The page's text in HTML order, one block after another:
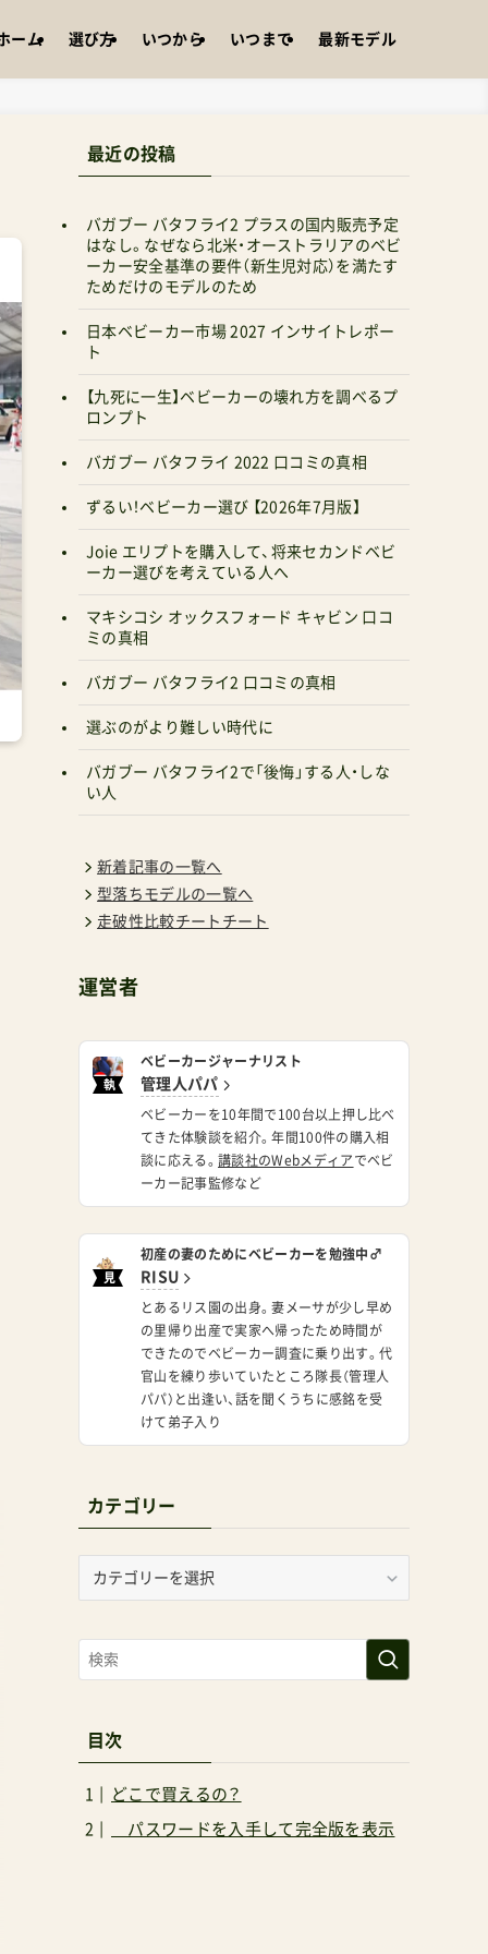
ーム 選び方 いつから いつまで 最新モデル
最近の投稿
バガブー バタフライ2 プラスの国内販売予定
はなし。なぜなら北米・オーストラリアのベビ
ーカー安全基準の要件（新生児対応）を満たす
ためだけのモデルのため
日本ベビーカー市場 2027 インサイトレポー
ト
【九死に一生】ベビーカーの壊れ方を調べるプ
ロンプト
バガブー バタフライ 2022 口コミの真相
ずるい！ベビーカー選び 【2026年7月版】
Joie エリプトを購入して、将来セカンドベビ
ーカー選びを考えている人へ
マキシコシ オックスフォード キャビン 口コ
ミの真相
バガブー バタフライ2 口コミの真相
選ぶのがより難しい時代に
バガブー バタフライ2で「後悔」する人・しな
い人
新着記事の一覧へ
型落ちモデルの一覧へ
走破性比較チートチート
運営者
執
ベビーカージャーナリスト
管理人パパ
ベビーカーを10年間で100台以上押し比べ
てきた体験談を紹介。年間100件の購入相
談に応える。講談社のWebメディア でベビ
ーカー記事監修など
見
初産の妻のためにベビーカーを勉強中♂
RISU
とあるリス園の出身。妻メーサが少し早め
の里帰り出産で実家へ帰ったため時間が
できたのでベビーカー調査に乗り出す。代
官山を練り歩いていたところ隊長（管理人
パパ）と出逢い、話を聞くうちに感銘を受
けて弟子入り
カテゴリー
リ
ー
目次
どこで買えるの？
パスワードを入手して完全版を表示